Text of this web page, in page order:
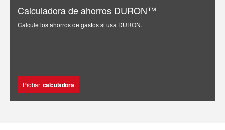
Calculadora de ahorros DURON™
Calcule los ahorros de gastos si usa DURON.
Probar calculadora